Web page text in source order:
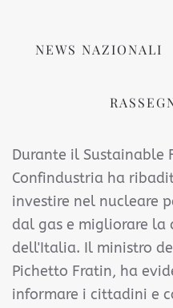
NEWS NAZIONALI
Durante il Sustainable
Confindustria ha
investire nel nucleare
dal gas e migliorare
dell'Italia. Il ministro
Pichetto Fratin, ha
informare i cittadini e